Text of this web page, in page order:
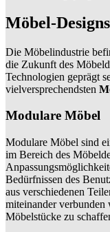
Möbel-
Die Möbelindustrie
die Zukunft des
Technologien geprägt
vielversprechendsten
Modulare Möbel
Modulare Möbel sind
im Bereich des
Bedürfnissen des
aus verschiedenen
miteinander verbunden
Möbelstücke zu